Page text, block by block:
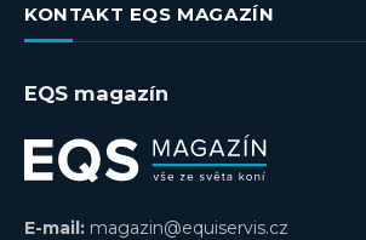
KONTAKT EQS MAGAZÍN
EQS magazín
E-mail: magazin@equiservis.cz